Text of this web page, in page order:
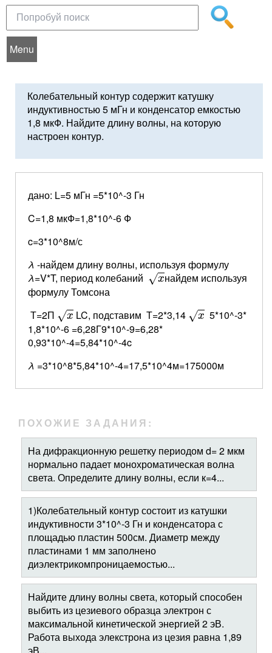
Menu
Колебательный контур содержит катушку
индуктивностью 5 мГн и конденсатор емкостью
1,8 мкФ. Найдите длину волны, на которую
настроен контур.
дано: L=5 мГн =5*10^-3 Гн
C=1,8 мкФ=1,8*10^-6 Ф
c=3*10^8м/с
λ -найдем длину волны, используя формулу
λ=V*T, период колебаний √x
x
найдем используя
формулу Томсона
Т=2П √x LC, подставим Т=2*3,14 √x 5*10^-3*
1,8*10^-6 =6,28Г9*10^-9=6,28*
0,93*10^-4=5,84*10^-4c
λ =3*10^8*5,84*10^-4=17,5*10^4м=175000м
ПОХОЖИЕ ЗАДАНИЯ:
На дифракционную решетку периодом d= 2 мкм
нормально падает монохроматическая волна
света. Определите длину волны, если к=4...
1)Колебательный контур состоит из катушки
индуктивности 3*10^-3 Гн и конденсатора с
площадью пластин 500см. Диаметр между
пластинами 1 мм заполнено
диэлектрикомпроницаемостью...
Найдите длину волны света, который способен
выбить из цезиевого образца электрон с
максимальной кинетической энергией 2 эВ.
Работа выхода элекстрона из цезия равна 1,89